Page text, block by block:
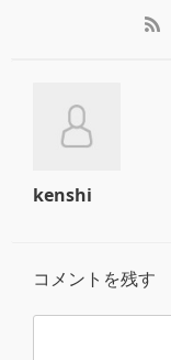
kenshi
コメントを残す